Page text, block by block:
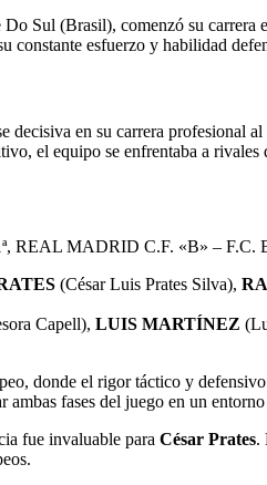
Do Sul (Brasil), comenzó su carrera
constante esfuerzo y habilidad
decisiva en su carrera profesional
el equipo se enfrentaba a
REAL MADRID C.F. «B» –
(César Luis Prates Silva),
Capell), LUIS MARTÍNEZ
donde el rigor táctico y
fases del juego en un
fue invaluable para César Prates.